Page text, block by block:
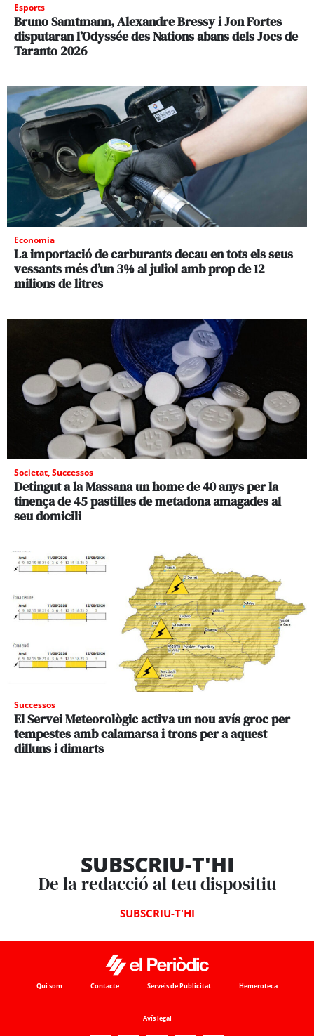
Esports
Bruno Samtmann, Alexandre Bressy i Jon Fortes
disputaran l’Odyssée des Nations abans dels Jocs de
Taranto 2026
Economia
La importació de carburants decau en tots els seus
vessants més d’un 3% al juliol amb prop de 12
milions de litres
Societat,Successos
Detingut a la Massana un home de 40 anys per la
tinença de 45 pastilles de metadona amagades al
seu domicili
Successos
El Servei Meteorològic activa un nou avís groc per
tempestes amb calamarsa i trons per a aquest
dilluns i dimarts
SUBSCRIU-T'HI
De la redacció al teu dispositiu
SUBSCRIU-T'HI
Qui som Contacte Serveis de Publicitat Hemeroteca
Avís legal